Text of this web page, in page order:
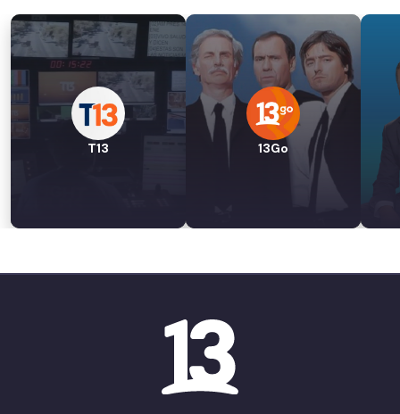
T13 13Go